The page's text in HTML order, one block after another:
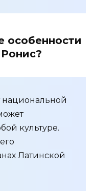
особенности
культуре.
Латинской